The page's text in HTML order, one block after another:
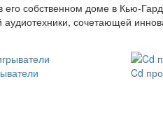
собственном доме в Кью-
сочетающей
Cd